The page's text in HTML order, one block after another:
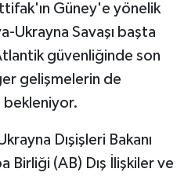
Güney'e yönelik
Ukrayna Savaşı başta
güvenliğinde son
gelişmelerin de
bekleniyor.
Dışişleri Bakanı
Birliği (AB) Dış İlişkiler ve